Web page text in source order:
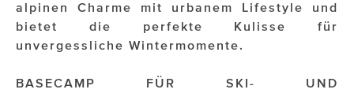
NORMAL
rot weiss rosé
OTTO AM DONAUKANAL
alpinen Charme mit urbanem Lifestyle und
bietet die perfekte Kulisse für
unvergessliche Wintermomente.
BASECAMP FÜR SKI- UND